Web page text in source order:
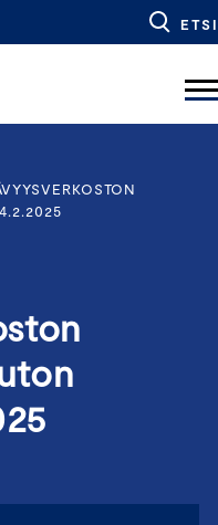
ETSI